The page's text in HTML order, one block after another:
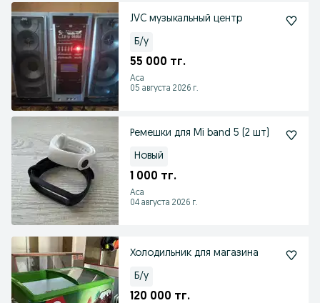
JVC музыкальный центр
Б/у
55 000 тг.
Аса
05 августа 2026 г.
Ремешки для Mi band 5 (2 шт)
Новый
1 000 тг.
Аса
04 августа 2026 г.
Холодильник для магазина
Б/у
120 000 тг.